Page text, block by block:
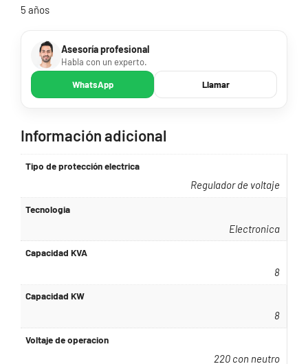
5 años
Asesoría profesional
Habla con un experto.
WhatsApp Llamar
Información adicional
Tipo de protección electrica
Regulador de voltaje
Tecnologia
Electronica
Capacidad KVA
8
Capacidad KW
8
Voltaje de operacion
220 con neutro